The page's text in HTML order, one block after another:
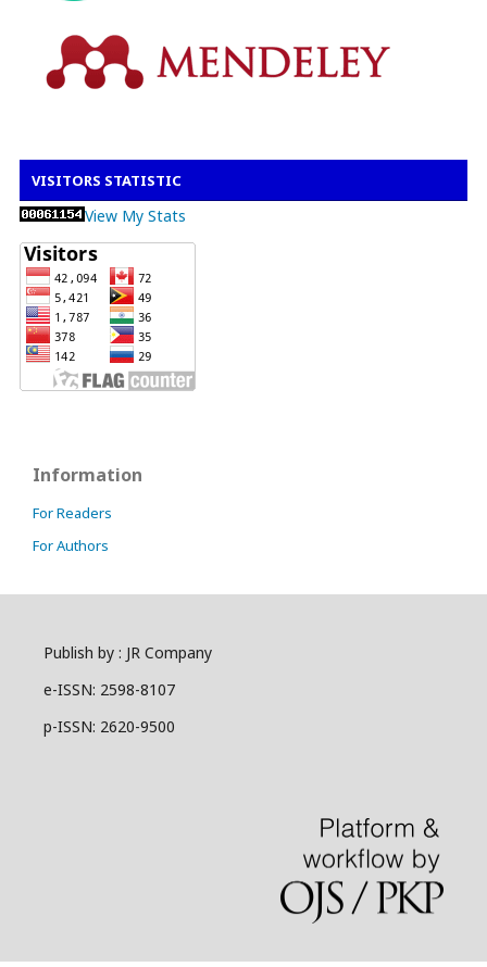
VISITORS STATISTIC
View My Stats
Information
For Readers
For Authors
Publish by : JR Company
e-ISSN: 2598-8107
p-ISSN: 2620-9500